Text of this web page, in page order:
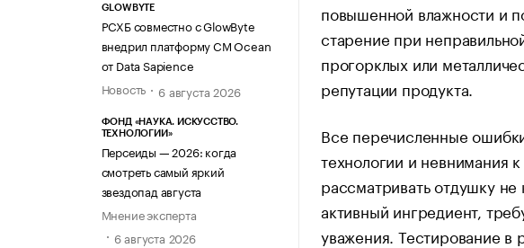
GLOWBYTE
РСХБ совместно с GlowByte
внедрил платформу CM Ocean
от Data Sapience
Новость
6 августа 2026
ФОНД «НАУКА. ИСКУССТВО.
ТЕХНОЛОГИИ»
Персеиды — 2026: когда
смотреть самый яркий
звездопад августа
Мнение эксперта
6 августа 2026
повышенной влажности и
старение при
прогорклых или
репутации продукта.
Все перечисленные
технологии и невнимания
рассматривать отдушку
активный ингредиент,
уважения. Тестирование в